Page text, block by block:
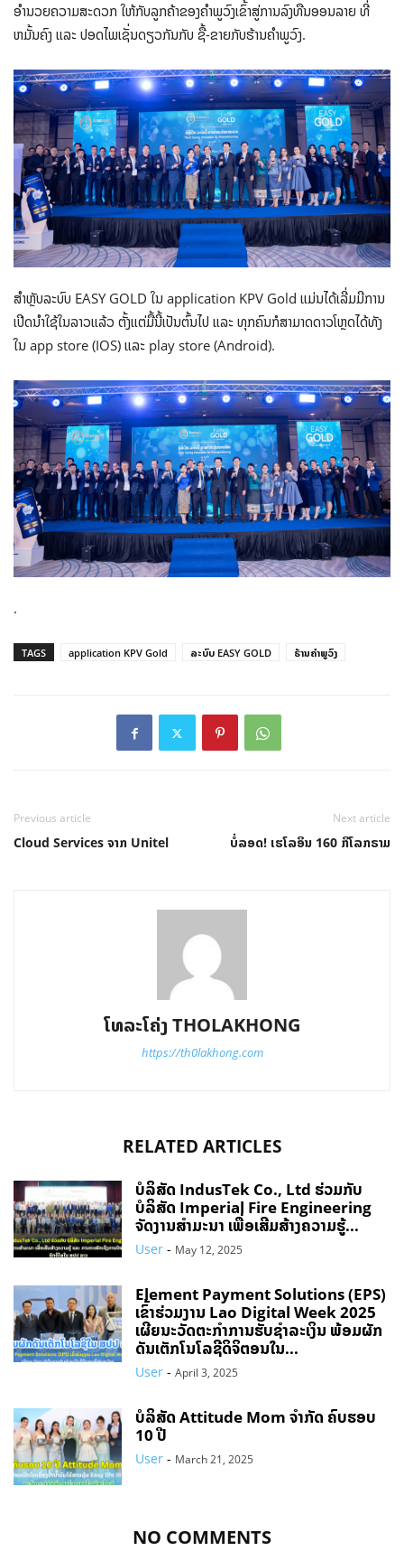
ອໍານວຍຄວາມສະດວກ ໃຫ້ກັບລູກຄ້າຂອງຄໍາພູວົງເຂົ້າສູ່ການລົງທືນອອນລາຍ ທີ່
ຫມັ້ນຄົງ ແລະ ປອດໄພເຊັ່ນດຽວກັນກັບ ຊື້-ຂາຍກັບຮ້ານຄໍາພູວົງ.
ສຳຫຼັບລະບົບ EASY GOLD ໃນ application KPV Gold ແມ່ນໄດ້ເລີ່ມມີການ
ເປີດນໍາໃຊ້ໃນລາວແລ້ວ ຕັ້ງແຕ່ມື້ນີ້ເປັນຕົ້ນໄປ ແລະ ທຸກຄົນກໍສາມາດດາວໂຫຼດໄດ້ທັງ
ໃນ app store (IOS) ແລະ play store (Android).
.
TAGS application KPV Gold ລະບົບ EASY GOLD ຮ້ານຄໍາພູວົງ
Previous article
Cloud Services ຈາກ Unitel
Next article
ບໍ່ລອດ! ເຮໂລອິນ 160 ກິໂລກຣາມ
ໂທລະໂຄ່ງ THOLAKHONG
https://th0lakhong.com
RELATED ARTICLES
ບໍລິສັດ IndusTek Co., Ltd ຮ່ວມກັບ
ບໍລິສັດ Imperial Fire Engineering
ຈັດງານສຳມະນາ ເພື່ອເສີມສ້າງຄວາມຮູ້...
User - May 12, 2025
Element Payment Solutions (EPS)
ເຂົ້າຮ່ວມງານ Lao Digital Week 2025
ເຜີຍນະວັດຕະກຳການຮັບຊຳລະເງິນ ພ້ອມຜັກ
ດັນເຕັກໂນໂລຊີດິຈິຕອນໃນ...
User - April 3, 2025
ບໍລິສັດ Attitude Mom ຈຳກັດ ຄົບຮອບ
10 ປີ
User - March 21, 2025
NO COMMENTS